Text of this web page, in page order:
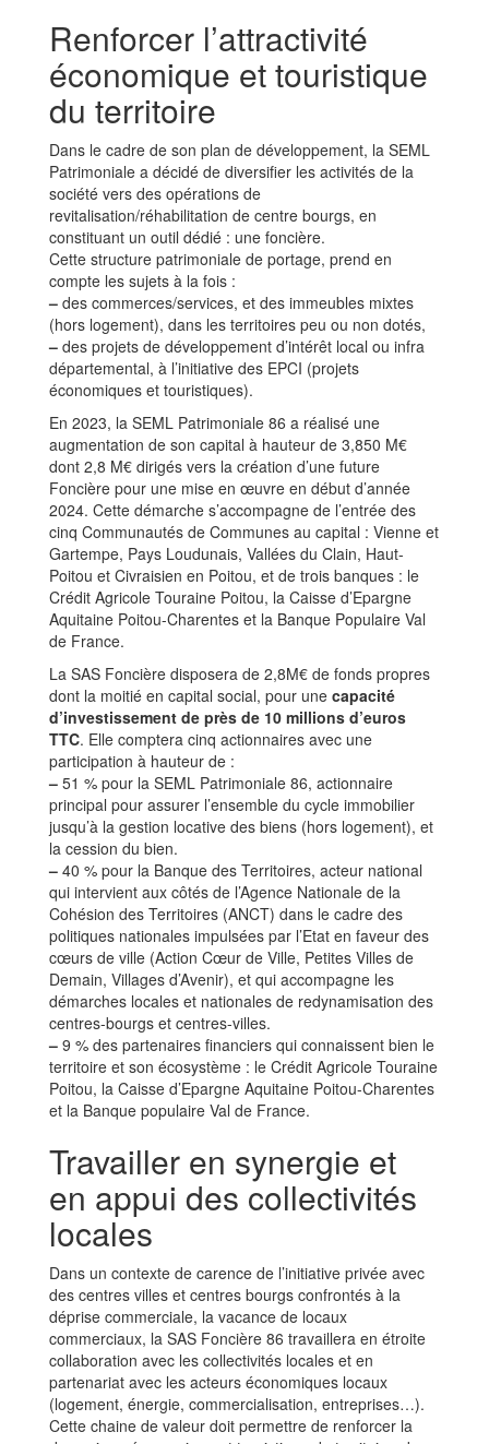
Renforcer l’attractivité
économique et touristique
du territoire
Dans le cadre de son plan de développement, la SEML
Patrimoniale a décidé de diversifier les activités de la
société vers des opérations de
revitalisation/réhabilitation de centre bourgs, en
constituant un outil dédié : une foncière.
Cette structure patrimoniale de portage, prend en
compte les sujets à la fois :
– des commerces/services, et des immeubles mixtes
(hors logement), dans les territoires peu ou non dotés,
– des projets de développement d’intérêt local ou infra
départemental, à l’initiative des EPCI (projets
économiques et touristiques).
En 2023, la SEML Patrimoniale 86 a réalisé une
augmentation de son capital à hauteur de 3,850 M€
dont 2,8 M€ dirigés vers la création d’une future
Foncière pour une mise en œuvre en début d’année
2024. Cette démarche s’accompagne de l’entrée des
cinq Communautés de Communes au capital : Vienne et
Gartempe, Pays Loudunais, Vallées du Clain, Haut-
Poitou et Civraisien en Poitou, et de trois banques : le
Crédit Agricole Touraine Poitou, la Caisse d’Epargne
Aquitaine Poitou-Charentes et la Banque Populaire Val
de France.
La SAS Foncière disposera de 2,8M€ de fonds propres
dont la moitié en capital social, pour une capacité
d’investissement de près de 10 millions d’euros
TTC. Elle comptera cinq actionnaires avec une
participation à hauteur de :
– 51 % pour la SEML Patrimoniale 86, actionnaire
principal pour assurer l’ensemble du cycle immobilier
jusqu’à la gestion locative des biens (hors logement), et
la cession du bien.
– 40 % pour la Banque des Territoires, acteur national
qui intervient aux côtés de l’Agence Nationale de la
Cohésion des Territoires (ANCT) dans le cadre des
politiques nationales impulsées par l’Etat en faveur des
cœurs de ville (Action Cœur de Ville, Petites Villes de
Demain, Villages d’Avenir), et qui accompagne les
démarches locales et nationales de redynamisation des
centres-bourgs et centres-villes.
– 9 % des partenaires financiers qui connaissent bien le
territoire et son écosystème : le Crédit Agricole Touraine
Poitou, la Caisse d’Epargne Aquitaine Poitou-Charentes
et la Banque populaire Val de France.
Travailler en synergie et
en appui des collectivités
locales
Dans un contexte de carence de l’initiative privée avec
des centres villes et centres bourgs confrontés à la
déprise commerciale, la vacance de locaux
commerciaux, la SAS Foncière 86 travaillera en étroite
collaboration avec les collectivités locales et en
partenariat avec les acteurs économiques locaux
(logement, énergie, commercialisation, entreprises…).
Cette chaine de valeur doit permettre de renforcer la